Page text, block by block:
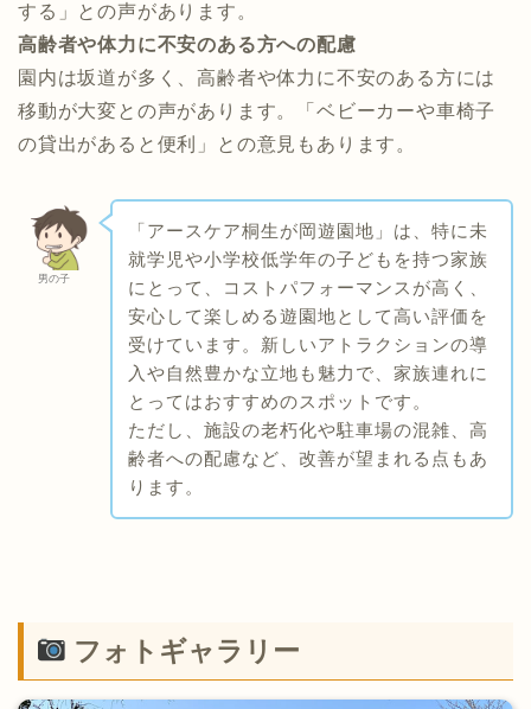
する」との声があります。​
高齢者や体力に不安のある方への配慮
園内は坂道が多く、高齢者や体力に不安のある方には
移動が大変との声があります。​「ベビーカーや車椅子
の貸出があると便利」との意見もあります。
男の子
「アースケア桐生が岡遊園地」は、特に未
就学児や小学校低学年の子どもを持つ家族
にとって、コストパフォーマンスが高く、
安心して楽しめる遊園地として高い評価を
受けています。​新しいアトラクションの導
入や自然豊かな立地も魅力で、家族連れに
とってはおすすめのスポットです。​
ただし、施設の老朽化や駐車場の混雑、高
齢者への配慮など、改善が望まれる点もあ
ります。
フォトギャラリー